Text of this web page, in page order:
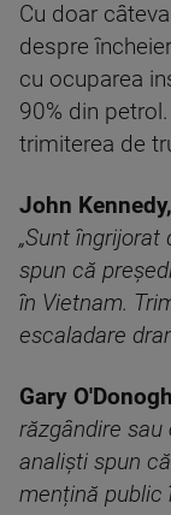
Cu doar
despre
cu ocuparea
90% din
trimiterea de
John
„Sunt
spun că
în Vietnam.
escaladare
Gary
răzgândire
analiști spun
mențină public